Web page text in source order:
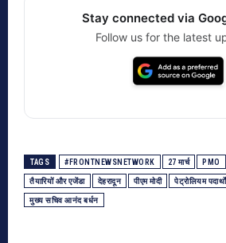
Stay connected via
Follow us for the latest
TAGS #FRONTNEWSNETWORK 27 मार्च PMO
तैयारियों और एजेंडा देहरादून पीएम मोदी पेट्रोलियम पदार्थों
मुख्य सचिव आनंद बर्धन